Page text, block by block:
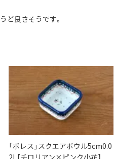
ど良さそうです。
「ボレス」スクエアボウル5cm0.0